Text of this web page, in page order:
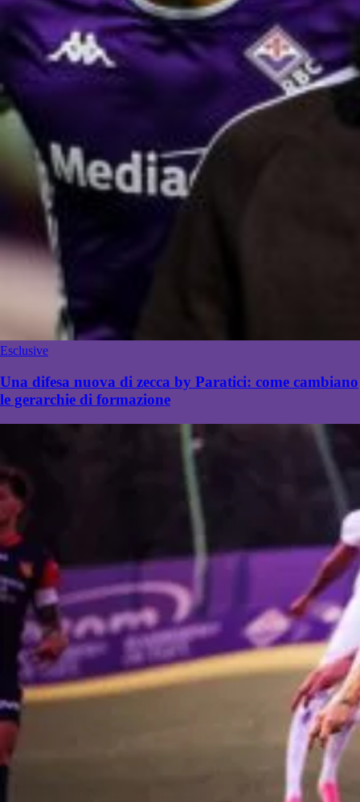
Esclusive
Una difesa nuova di zecca by Paratici: come cambiano
le gerarchie di formazione